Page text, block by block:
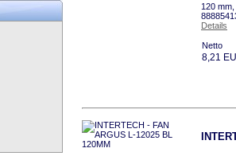
120
Details
Netto
8,21